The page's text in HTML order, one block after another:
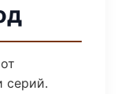
серий.